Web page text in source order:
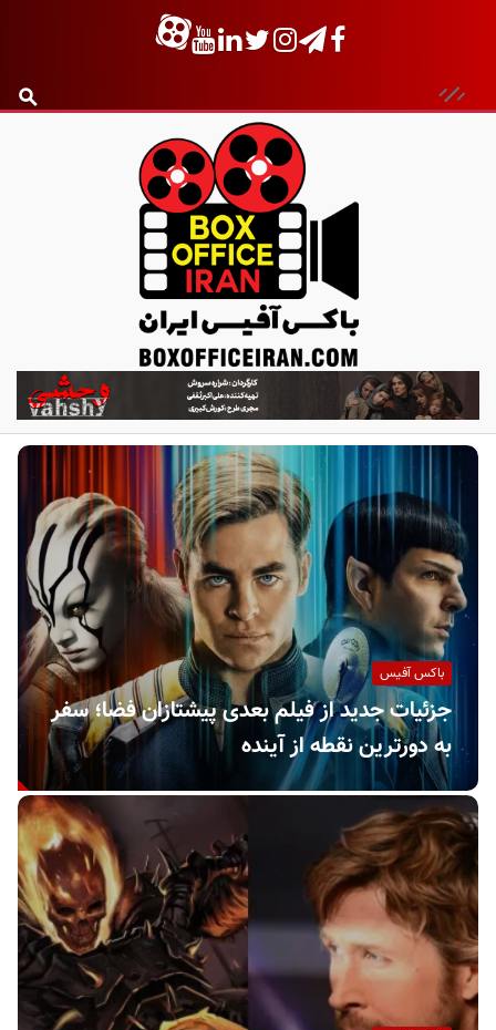
ب
ا
ک
ف
س
ا
ی
ر
ا
ن
باکس آفیس
جزئیات جدید از فیلم بعدی پیشتازان فضا؛ سفر
به دورترین نقطه از آینده